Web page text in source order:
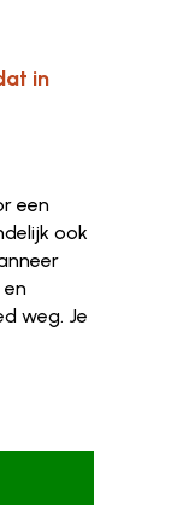
in
een
ook
weg. Je